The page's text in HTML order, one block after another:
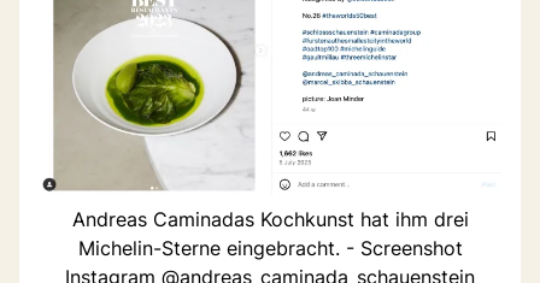
Andreas Caminadas Kochkunst hat ihm drei
Michelin-Sterne eingebracht. - Screenshot
Instagram @andreas_caminada_schauenstein